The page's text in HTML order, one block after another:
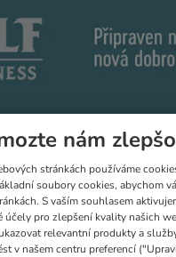
pochází z vlka. Wolf of
stravy. Wolf of Wilderness -
nám
stránkách používáme
soubory cookies, abychom
S vaším souhlasem
účely pro zlepšení kvality našich
relevantní produkty a
v našem centru preferencí